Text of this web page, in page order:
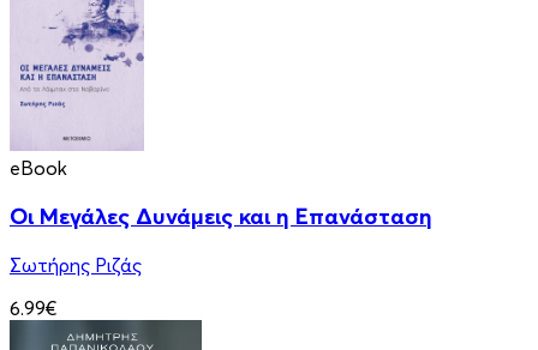
eBook
Οι Μεγάλες Δυνάμεις και η Επανάσταση
Σωτήρης Ριζάς
6.99€